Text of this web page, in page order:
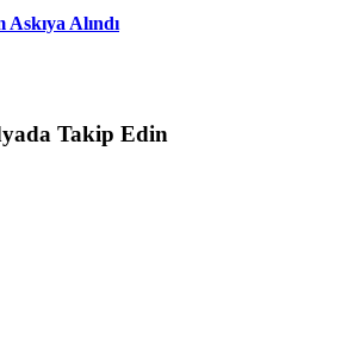
Askıya Alındı
Takip Edin